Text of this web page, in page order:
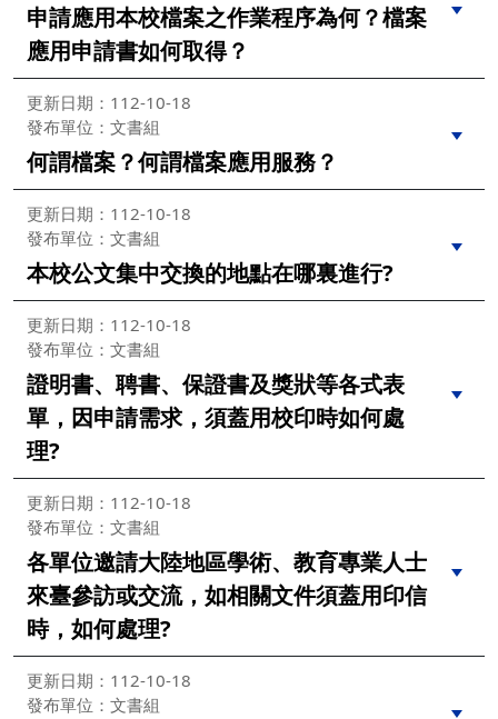
申請應用本校檔案之作業程序為何？檔案
應用申請書如何取得？
更新日期：112-10-18
發布單位：文書組
何謂檔案？何謂檔案應用服務？
更新日期：112-10-18
發布單位：文書組
本校公文集中交換的地點在哪裏進行?
更新日期：112-10-18
發布單位：文書組
證明書、聘書、保證書及獎狀等各式表
單，因申請需求，須蓋用校印時如何處
理?
更新日期：112-10-18
發布單位：文書組
各單位邀請大陸地區學術、教育專業人士
來臺參訪或交流，如相關文件須蓋用印信
時，如何處理?
更新日期：112-10-18
發布單位：文書組